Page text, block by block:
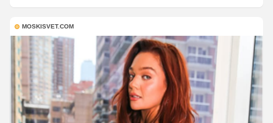
MOSKISVET.COM